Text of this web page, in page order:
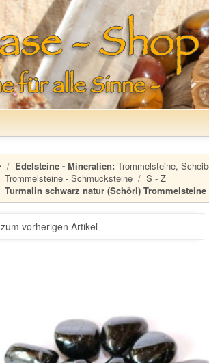
Edelsteine - Mineralien: Trommelsteine,
Trommelsteine - Schmucksteine
S - Z
Turmalin schwarz natur (Schörl)
zum vorherigen Artikel